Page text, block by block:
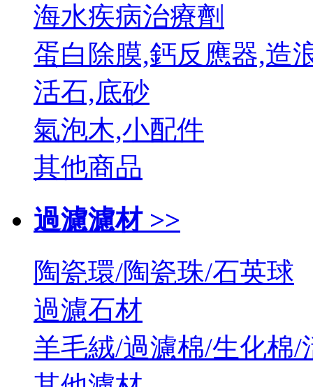
海水疾病治療劑
蛋白除膜,鈣反應器,造
活石,底砂
氣泡木,小配件
其他商品
過濾濾材 >>
陶瓷環/陶瓷珠/石英球
過濾石材
羊毛絨/過濾棉/生化棉/